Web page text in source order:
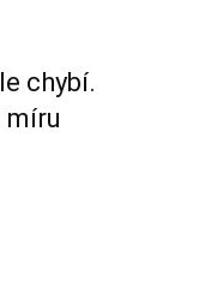
chybí.
míru